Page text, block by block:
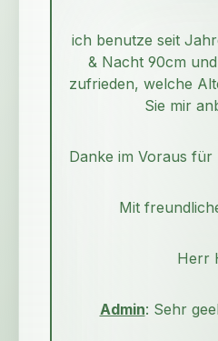
ich benutze seit
& Nacht 90cm
zufrieden, welche
Sie mir
Danke im Voraus
Mit
Herr
Admin: Sehr